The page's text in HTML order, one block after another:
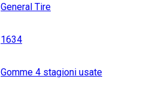
General Tire
1634
Gomme 4 stagioni usate